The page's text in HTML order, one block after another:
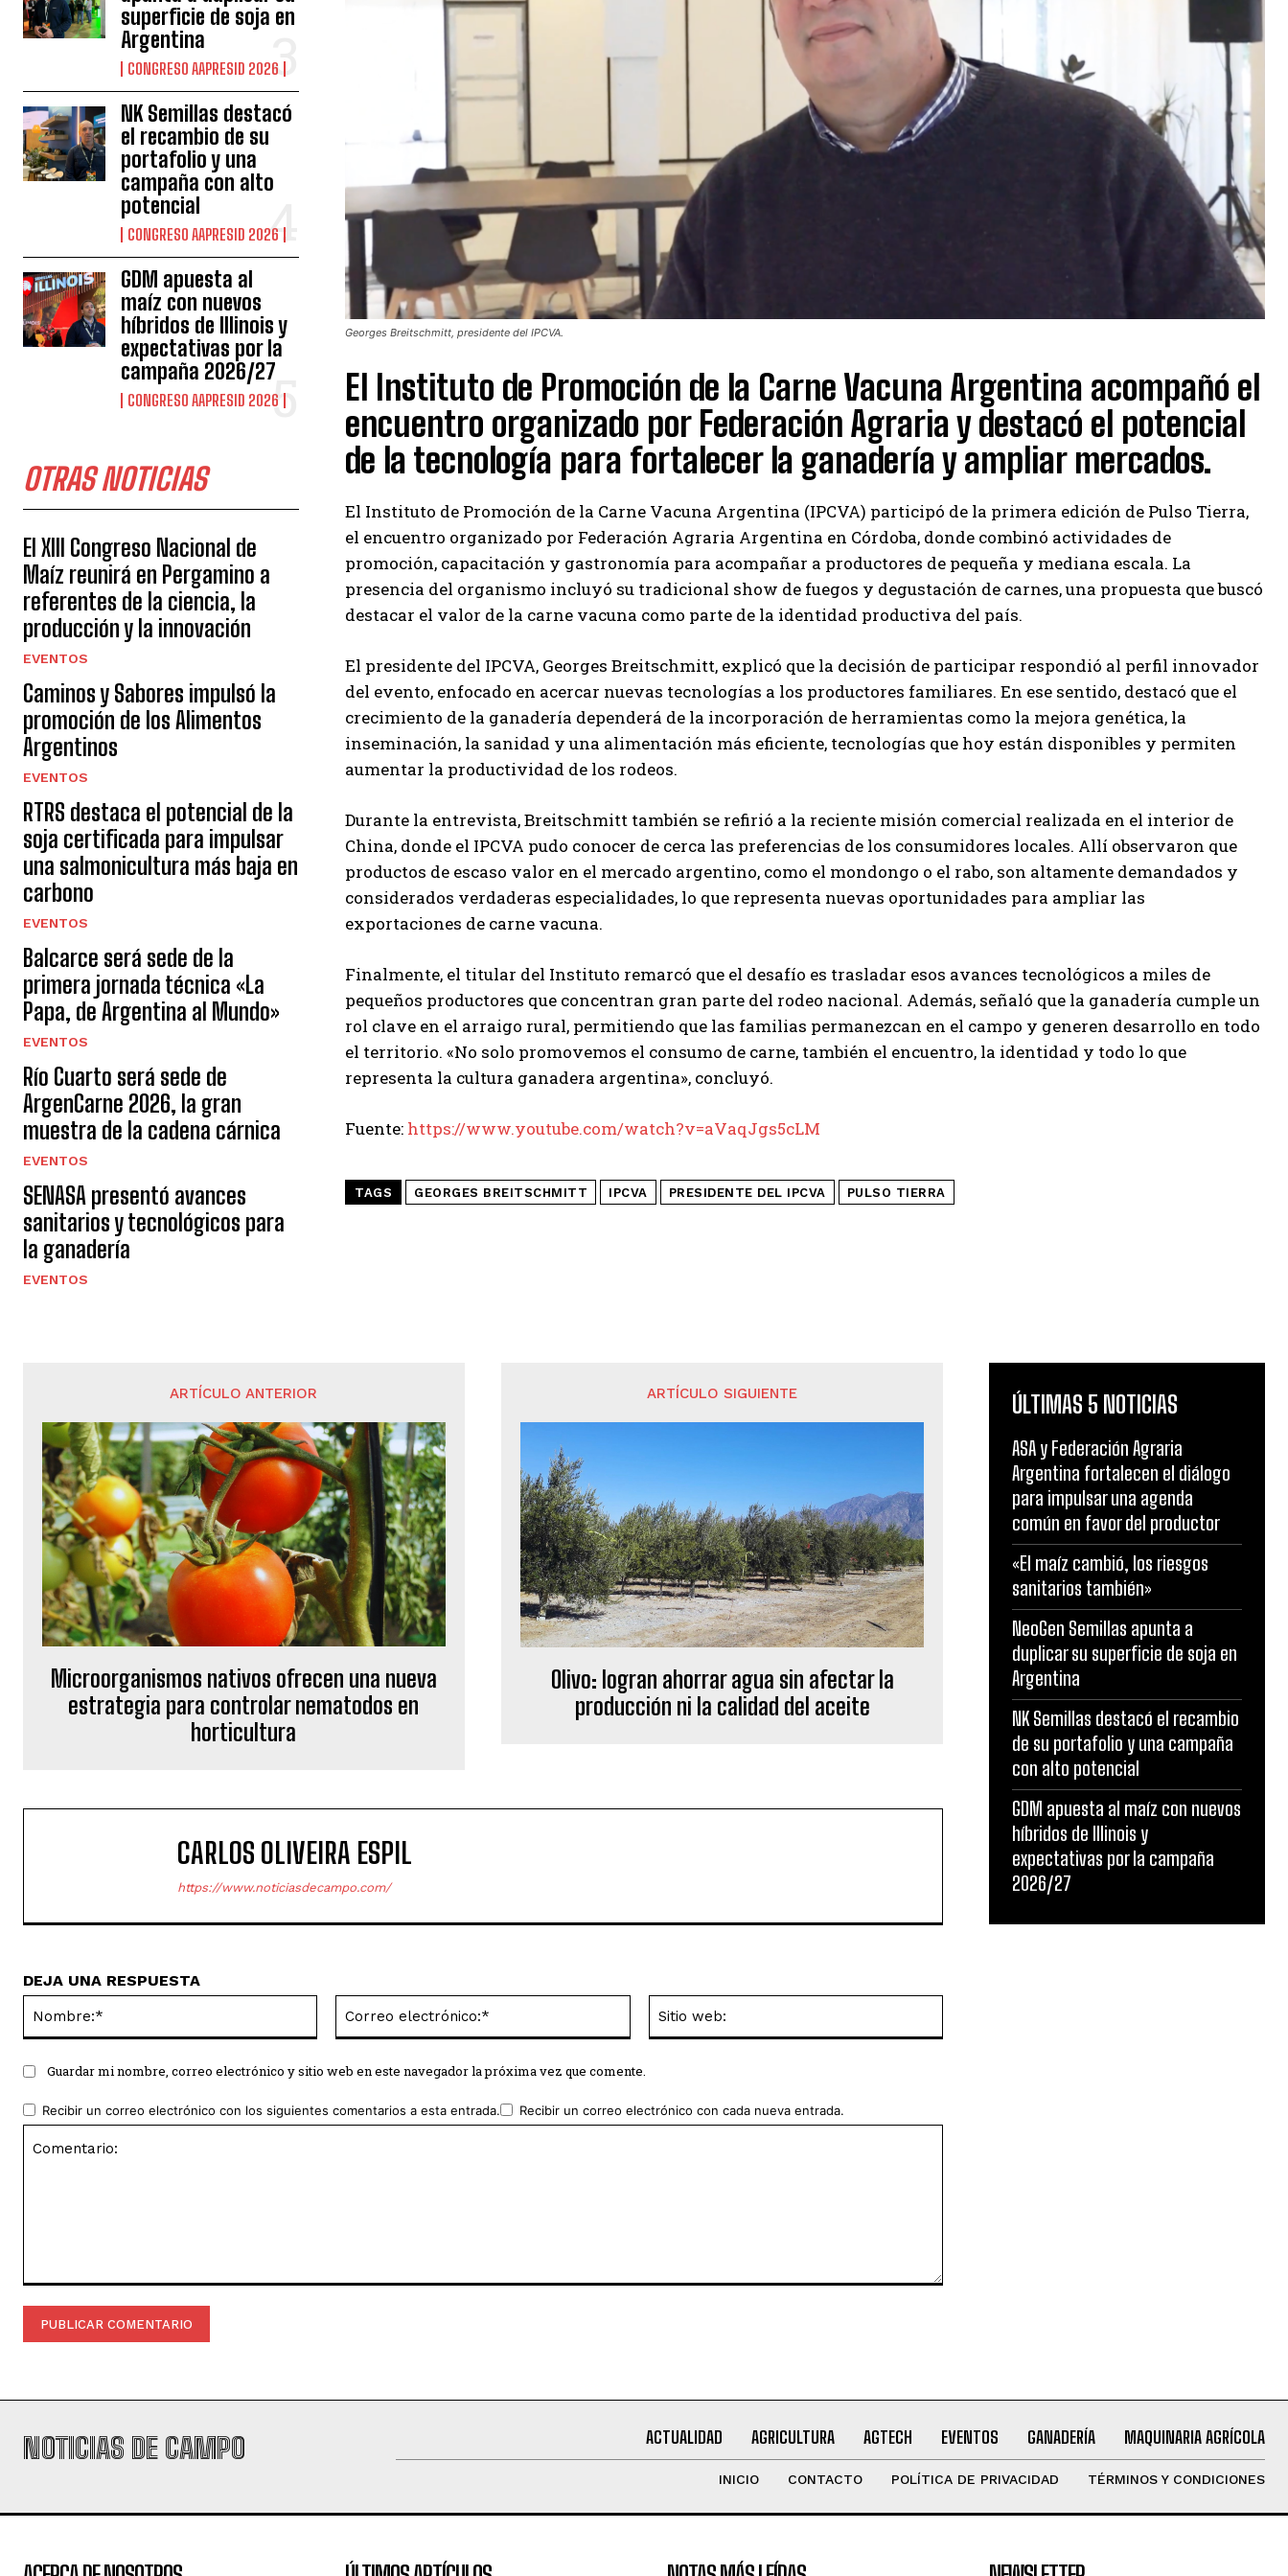
Suscribite al Newsletter
QUIERO SUSCRIBIRME
Leí y acepto la Política de Privacidad
superficie de soja en
Argentina
CONGRESO AAPRESID 2026
NK Semillas destacó
el recambio de su
portafolio y una
campaña con alto
potencial
CONGRESO AAPRESID 2026
GDM apuesta al
maíz con nuevos
híbridos de Illinois y
expectativas por la
campaña 2026/27
CONGRESO AAPRESID 2026
OTRAS NOTICIAS
El XIII Congreso Nacional de
Maíz reunirá en Pergamino a
referentes de la ciencia, la
producción y la innovación
EVENTOS
Caminos y Sabores impulsó la
promoción de los Alimentos
Argentinos
EVENTOS
RTRS destaca el potencial de la
soja certificada para impulsar
una salmonicultura más baja en
carbono
EVENTOS
Balcarce será sede de la
primera jornada técnica «La
Papa, de Argentina al Mundo»
EVENTOS
Río Cuarto será sede de
ArgenCarne 2026, la gran
muestra de la cadena cárnica
EVENTOS
SENASA presentó avances
sanitarios y tecnológicos para
la ganadería
EVENTOS
Georges Breitschmitt, presidente del IPCVA.
El Instituto de Promoción de la Carne Vacuna Argentina acompañó el
encuentro organizado por Federación Agraria y destacó el potencial
de la tecnología para fortalecer la ganadería y ampliar mercados.
El Instituto de Promoción de la Carne Vacuna Argentina (IPCVA) participó de la primera edición de Pulso Tierra,
el encuentro organizado por Federación Agraria Argentina en Córdoba, donde combinó actividades de
promoción, capacitación y gastronomía para acompañar a productores de pequeña y mediana escala. La
presencia del organismo incluyó su tradicional show de fuegos y degustación de carnes, una propuesta que buscó
destacar el valor de la carne vacuna como parte de la identidad productiva del país.
El presidente del IPCVA, Georges Breitschmitt, explicó que la decisión de participar respondió al perfil innovador
del evento, enfocado en acercar nuevas tecnologías a los productores familiares. En ese sentido, destacó que el
crecimiento de la ganadería dependerá de la incorporación de herramientas como la mejora genética, la
inseminación, la sanidad y una alimentación más eficiente, tecnologías que hoy están disponibles y permiten
aumentar la productividad de los rodeos.
Durante la entrevista, Breitschmitt también se refirió a la reciente misión comercial realizada en el interior de
China, donde el IPCVA pudo conocer de cerca las preferencias de los consumidores locales. Allí observaron que
productos de escaso valor en el mercado argentino, como el mondongo o el rabo, son altamente demandados y
considerados verdaderas especialidades, lo que representa nuevas oportunidades para ampliar las
exportaciones de carne vacuna.
Finalmente, el titular del Instituto remarcó que el desafío es trasladar esos avances tecnológicos a miles de
pequeños productores que concentran gran parte del rodeo nacional. Además, señaló que la ganadería cumple un
rol clave en el arraigo rural, permitiendo que las familias permanezcan en el campo y generen desarrollo en todo
el territorio. «No solo promovemos el consumo de carne, también el encuentro, la identidad y todo lo que
representa la cultura ganadera argentina», concluyó.
Fuente: https://www.youtube.com/watch?v=aVaqJgs5cLM
TAGS GEORGES BREITSCHMITT IPCVA PRESIDENTE DEL IPCVA PULSO TIERRA
ARTÍCULO ANTERIOR
Microorganismos nativos ofrecen una nueva
estrategia para controlar nematodos en
horticultura
ARTÍCULO SIGUIENTE
Olivo: logran ahorrar agua sin afectar la
producción ni la calidad del aceite
CARLOS OLIVEIRA ESPIL
https://www.noticiasdecampo.com/
DEJA UNA RESPUESTA
electrónico:*
Guardar mi nombre, correo electrónico y sitio web en este navegador la próxima vez que comente.
Recibir un correo electrónico con los siguientes comentarios a esta entrada. Recibir un correo electrónico con cada nueva entrada.
ÚLTIMAS 5 NOTICIAS
ASA y Federación Agraria
Argentina fortalecen el diálogo
para impulsar una agenda
común en favor del productor
«El maíz cambió, los riesgos
sanitarios también»
NeoGen Semillas apunta a
duplicar su superficie de soja en
Argentina
NK Semillas destacó el recambio
de su portafolio y una campaña
con alto potencial
GDM apuesta al maíz con nuevos
híbridos de Illinois y
expectativas por la campaña
2026/27
NOTICIAS DE CAMPO ACTUALIDAD AGRICULTURA AGTECH EVENTOS GANADERÍA MAQUINARIA AGRÍCOLA
INICIO CONTACTO POLÍTICA DE PRIVACIDAD TÉRMINOS Y CONDICIONES